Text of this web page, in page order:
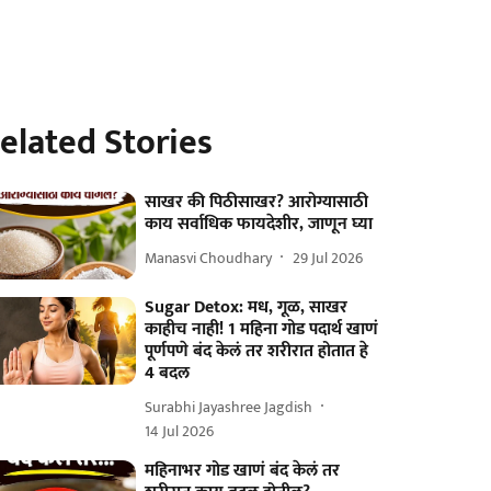
Stories
साखर की पिठीसाखर? आरोग्यासाठी
काय सर्वाधिक फायदेशीर, जाणून घ्या
Manasvi Choudhary 29 Jul 2026
Sugar Detox: मध, गूळ, साखर
काहीच नाही! 1 महिना गोड पदार्थ खाणं
पूर्णपणे बंद केलं तर शरीरात होतात हे
4 बदल
Surabhi Jayashree Jagdish
14 Jul 2026
महिनाभर गोड खाणं बंद केलं तर